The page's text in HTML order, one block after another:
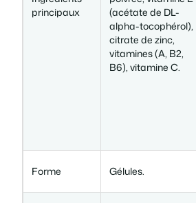
principaux
(acétate de DL-
alpha-tocophérol),
citrate de zinc,
vitamines (A, B2,
B6), vitamine C.
Forme Gélules.